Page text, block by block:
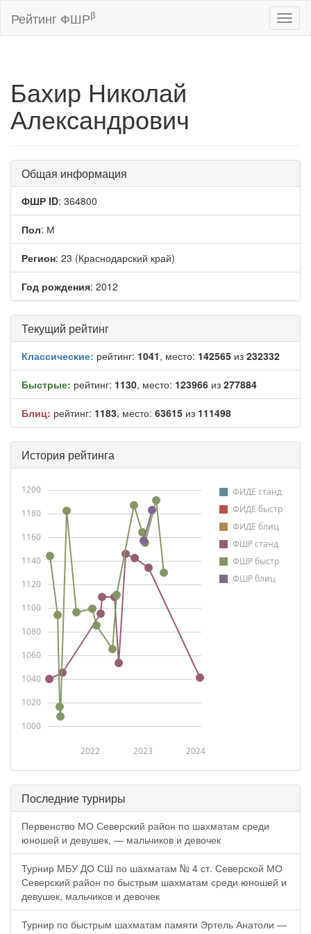
Рейтинг ФШРβ
Бахир Николай
Александрович
Общая информация
ФШР ID: 364800
Пол: М
Регион: 23 (Краснодарский край)
Год рождения: 2012
Текущий рейтинг
Классические: рейтинг: 1041, место: 142565 из 232332
Быстрые: рейтинг: 1130, место: 123966 из 277884
Блиц: рейтинг: 1183, место: 63615 из 111498
История рейтинга
ФИДЕ станд
ФИДЕ быстр
ФИДЕ блиц
ФШР станд
ФШР быстр
ФШР блиц
2022 2023 2024
1000
1020
1040
1060
1080
1100
1120
1140
1160
1180
1200
Последние турниры
Первенство МО Северский район по шахматам среди
юношей и девушек, — мальчиков и девочек
Турнир МБУ ДО СШ по шахматам № 4 ст. Северской МО
Северский район по быстрым шахматам среди юношей и
девушек, мальчиков и девочек
Турнир по быстрым шахматам памяти Эртель Анатоли —